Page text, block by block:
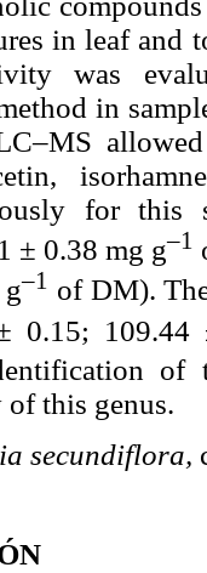
in leaf and
was
in
for this
± 0.38 mg g–1
–1 of DM).
0.15;
of
this genus.
secundiflora,